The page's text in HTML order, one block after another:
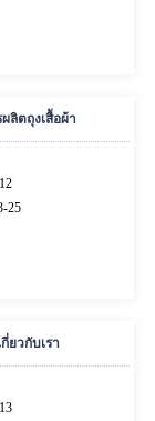
ลิตถุงเสื้อผ้า
25
กี่ยวกับเรา